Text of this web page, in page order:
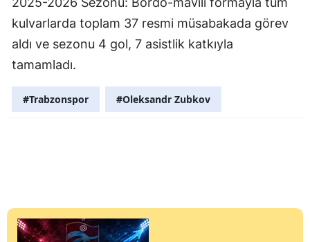
kulvarlarda toplam 37 resmi müsabakada görev
aldı ve sezonu 4 gol, 7 asistlik katkıyla
tamamladı.
#Trabzonspor #Oleksandr Zubkov